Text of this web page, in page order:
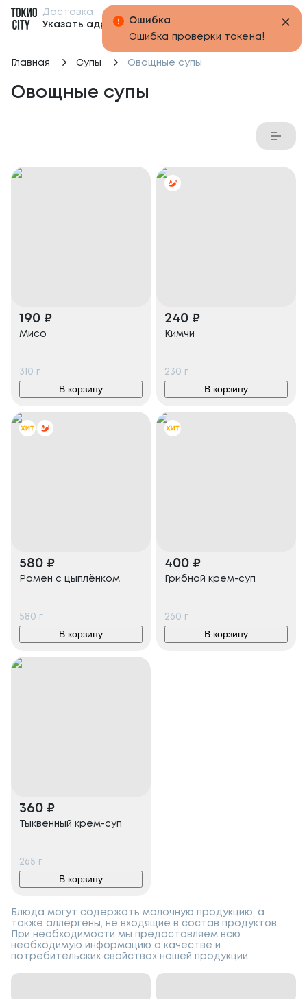
Доставка
Указать адрес
Главная Супы Овощные супы
Овощные супы
190 ₽
Мисо
310 г
В корзину
240 ₽
Кимчи
230 г
В корзину
580 ₽
Рамен с цыплёнком
580 г
В корзину
400 ₽
Грибной крем-суп
260 г
В корзину
360 ₽
Тыквенный крем-суп
265 г
В корзину
Блюда могут содержать молочную продукцию, а
также аллергены, не входящие в состав продуктов.
При необходимости мы предоставляем всю
необходимую информацию о качестве и
потребительских свойствах нашей продукции.
Ошибка
Ошибка проверки токена!